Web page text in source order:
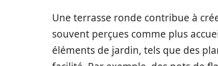
Une terrasse ronde contribue à
souvent perçues comme plus
éléments de jardin, tels que des